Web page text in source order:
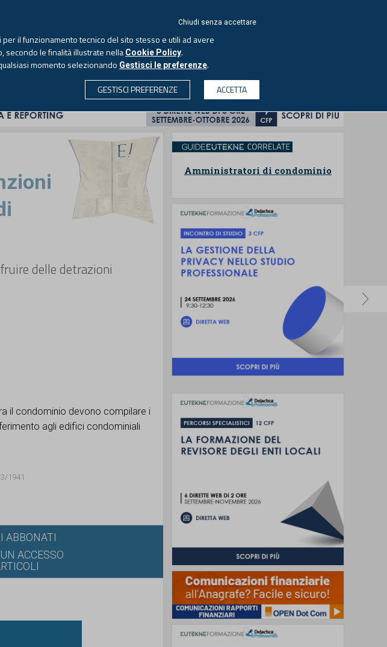
2026 -Aggiornato alle 6.00
ECONOMIA & SOCIETÀ PROFESSIONI
delle detrazioni
il condominio devono compilare i
agli edifici condominiali
1941
ABBONATI
ACCESSO
Amministratori di condominio
Chiudi senza accettare
il funzionamento tecnico del sito stesso e utili ad avere
secondo le finalità illustrate nella Cookie Policy.
momento selezionando Gestisci le preferenze.
GESTISCI PREFERENZE
ACCETTA